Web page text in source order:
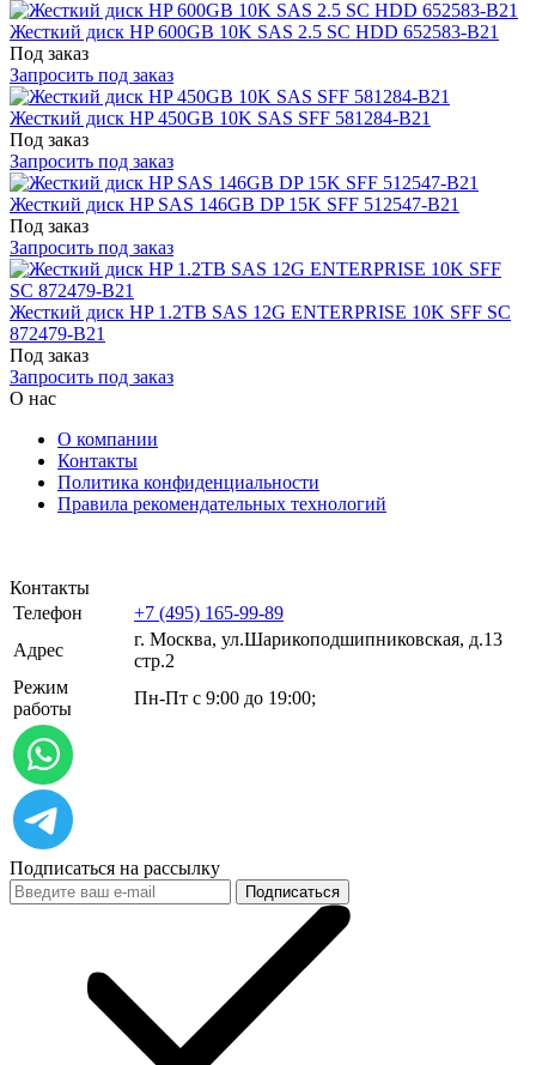
Жесткий диск HP 600GB 10K SAS 2.5 SC HDD 652583-B21
Под заказ
Запросить под заказ
Жесткий диск HP 450GB 10K SAS SFF 581284-B21
Под заказ
Запросить под заказ
Жесткий диск HP SAS 146GB DP 15K SFF 512547-B21
Под заказ
Запросить под заказ
Жесткий диск HP 1.2TB SAS 12G ENTERPRISE 10K SFF SC
872479-B21
Под заказ
Запросить под заказ
О нас
О компании
Контакты
Политика конфиденциальности
Правила рекомендательных технологий
Контакты
Телефон
+7 (495) 165-99-89
Адрес
г. Москва, ул.​​Шарикоподшипниковская, д.13
стр.2
Режим
работы
Пн-Пт с 9:00 до 19:00;
Подписаться на рассылку
Подписаться